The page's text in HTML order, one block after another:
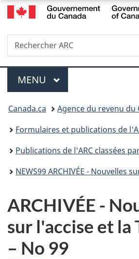
Recherche
Rechercher
ARC
Menu
MENU PRINCIPAL
Vous
êtes
ici :
Canada.ca
Agence du revenu du
Formulaires et publications de
Publications de l'ARC classées
NEWS99 ARCHIVÉE - Nouvelles sur l'accise et la
ARCHIVÉE -
sur l'accise et la
– No 99